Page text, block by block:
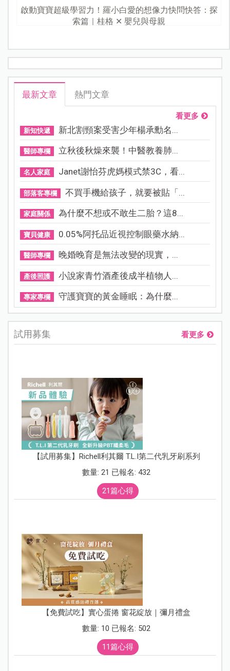
啟動寶寶超級學習力！羅小白愛的想像力快問快答：探
索篇｜桂格 ✕ 嬰兒與母親
最新文章 熱門文章
看更多
新知快遞 新北割頸案受害少年楊承勳名...
醫師專欄 立秋後秋燥來襲！中醫教養肺...
名人家庭 Janet謝怡芬虎媽模式禁3C，看...
部落客專欄 不買手機給孩子，就要被貼「...
家庭關係 為什麼不想或不敢生二胎？這8...
寶貝健康 0.05%阿托品近視控制眼藥水納...
醫師專欄 晚婚晚育是無法改變的現實，...
產後照護 小說家青竹酒產後成半植物人...
專家專欄 守護寶寶的黃金睡眠：為什麼...
試用募集 看更多
【試用募集】Richell利其爾 T.L.I第二代乳牙刷系列
數量: 21 已報名: 432
21篇心得
【免費試吃】實心蛋捲 窗花綻放｜彌月禮盒
數量: 10 已報名: 502
11篇心得